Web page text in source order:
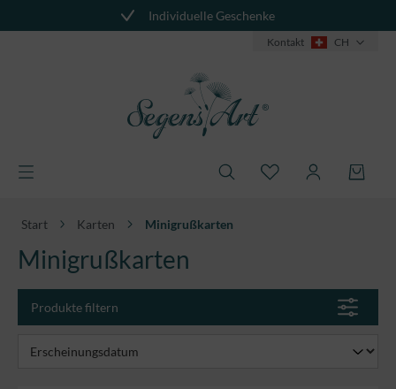
Individuelle Geschenke
Kontakt CH
Produkte filtern
Start Karten Minigrußkarten
Minigrußkarten